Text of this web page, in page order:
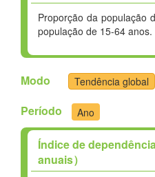
Proporção da população
população de 15-64 anos.
Modo Tendência global
Período Ano
Índice de
anuais）